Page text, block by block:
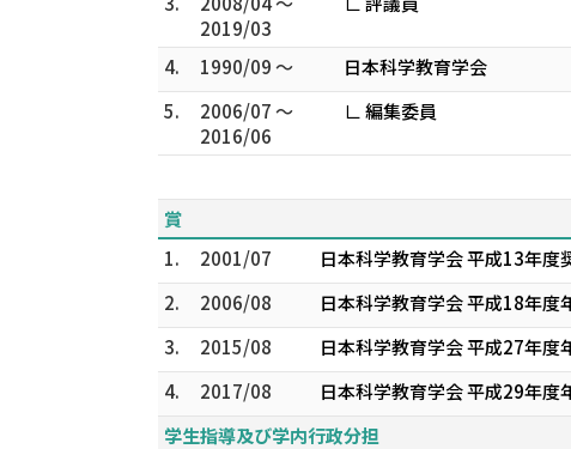
2019/03
4. 1990/09 ～
日本科学教育学会
5.
2006/07 ～
2016/06
∟ 編集委員
賞
1.
2001/07
日本科学教育学会 平成13年
2.
2006/08
日本科学教育学会 平成18年
3.
2015/08
日本科学教育学会 平成27年度
4.
2017/08
日本科学教育学会 平成29年度
学生指導及び学内行政分担